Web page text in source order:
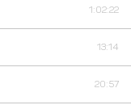
1:02:22
13:14
20:57